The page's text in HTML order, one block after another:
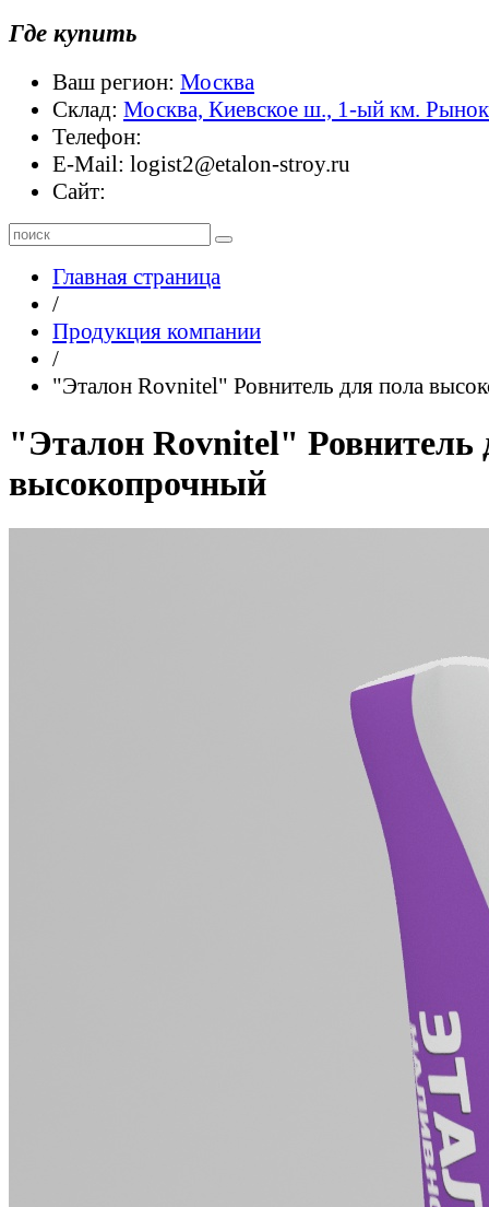
Где купить
Ваш регион: Москва
Склад: Москва, Киевское ш., 1-ый км.
Телефон:
E-Mail: logist2@etalon-stroy.ru
Сайт:
Главная страница
/
Продукция компании
/
"Эталон Rovnitel" Ровнитель для пола
"Эталон Rovnitel" Ровнитель
высокопрочный